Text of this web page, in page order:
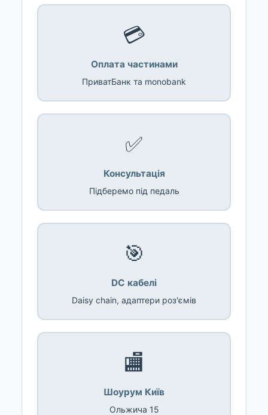
💳
Оплата частинами
ПриватБанк та monobank
✅
Консультація
Підберемо під педаль
🎯
DC кабелі
Daisy chain, адаптери роз'ємів
🏬
Шоурум Київ
Ольжича 15